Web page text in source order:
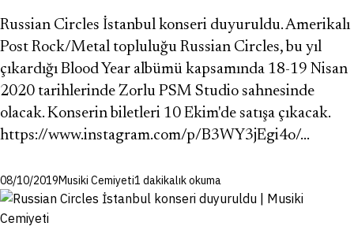
Russian Circles İstanbul konseri duyuruldu. Amerikalı
Post Rock/Metal topluluğu Russian Circles, bu yıl
çıkardığı Blood Year albümü kapsamında 18-19 Nisan
2020 tarihlerinde Zorlu PSM Studio sahnesinde
olacak. Konserin biletleri 10 Ekim'de satışa çıkacak.
https://www.instagram.com/p/B3WY3jEgi4o/…
08/10/2019Musiki Cemiyeti1 dakikalık okuma